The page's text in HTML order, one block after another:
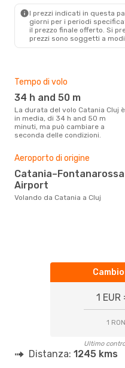
I prezzi indicati in questa
giorni per i periodi
il ​​prezzo finale offerto. Si
prezzi sono soggetti a
Tempo di volo
34 h and 50 m
La durata del volo Catania Cluj è,
in media, di 34 h and 50 m
minuti, ma può cambiare a
seconda delle condizioni.
Aeroporto di origine
Catania–Fontanarossa
Airport
Volando da Catania a Cluj
1 EUR
1
Ultimo
Distanza: 1245 kms